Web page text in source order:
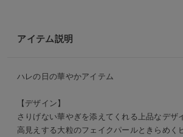
アイテム説明
ハレの日の華やかアイテム
【デザイン】
さりげない華やぎを添えてくれる上品なデザ
高見えする大粒のフェイクパールときらめく